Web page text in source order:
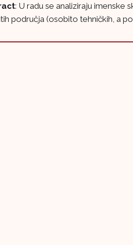
: U radu se analiziraju imenske
područja (osobito tehničkih, a